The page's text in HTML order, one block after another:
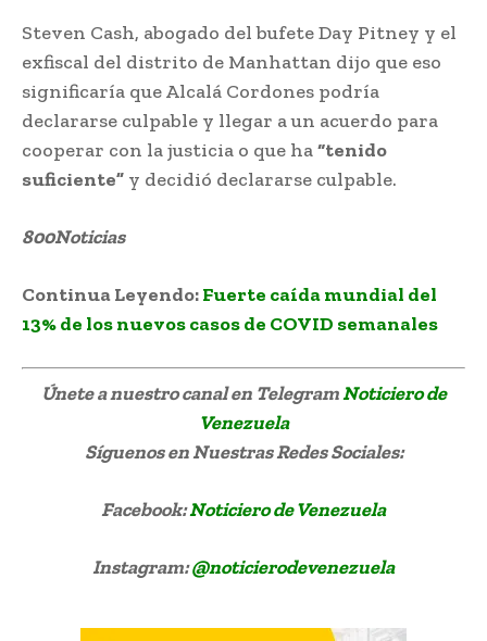
Steven Cash, abogado del bufete Day Pitney y el
exfiscal del distrito de Manhattan dijo que eso
significaría que Alcalá Cordones podría
declararse culpable y llegar a un acuerdo para
cooperar con la justicia o que ha“tenido
suficiente” y decidió declararse culpable.
800NoticiasClíver Alcalá
Continua Leyendo:Fuerte caída mundial del
13% de los nuevos casos de COVID semanales
Únete a nuestro canal en TelegramNoticiero de
Venezuela
Síguenosen Nuestras Redes Sociales:
Facebook:Noticiero de Venezuela
Instagram:@noticierodevenezuela